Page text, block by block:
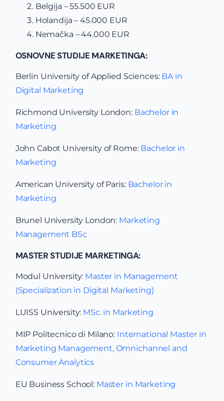
Belgija – 55.500 EUR
Holandija – 45.000 EUR
Nemačka – 44.000 EUR
OSNOVNE STUDIJE MARKETINGA:
Berlin University of Applied Sciences: BA in
Digital Marketing
Richmond University London: Bachelor in
Marketing
John Cabot University of Rome: Bachelor in
Marketing
American University of Paris: Bachelor in
Marketing
Brunel University London: Marketing
Management BSc
MASTER STUDIJE MARKETINGA:
Modul University: Master in Management
(Specialization in Digital Marketing)
LUISS University: MSc. in Marketing
MIP Politecnico di Milano: International Master in
Marketing Management, Omnichannel and
Consumer Analytics
EU Business School: Master in Marketing